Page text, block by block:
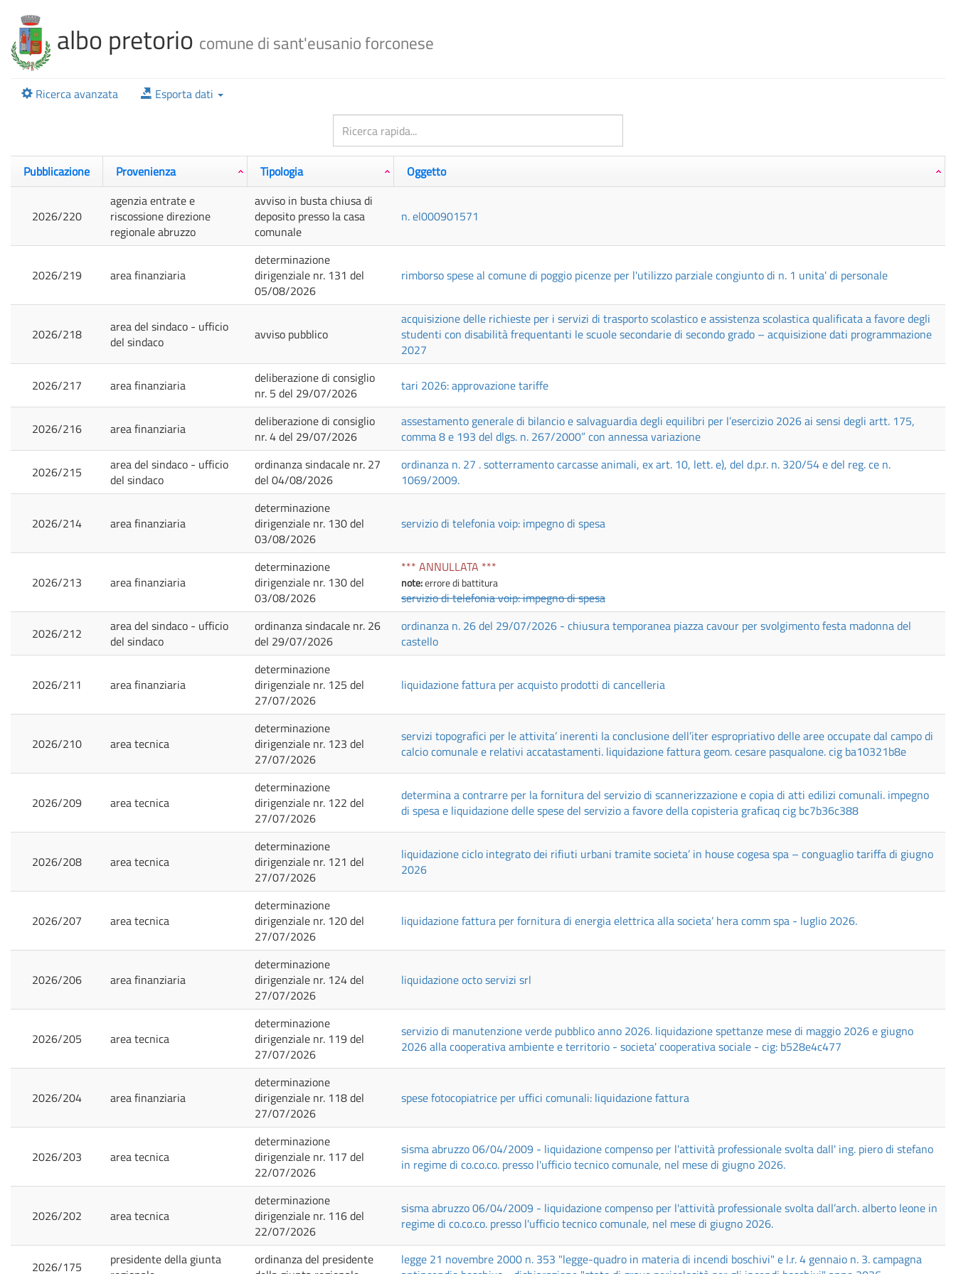
albo pretorio comune di sant'eusanio forconese
Ricerca avanzata Esporta dati
Pubblicazione Provenienza Tipologia Oggetto
2026/220
agenzia entrate e
riscossione direzione
regionale abruzzo
avviso in busta chiusa di
deposito presso la casa
comunale
n. el000901571
2026/219 area finanziaria
determinazione
dirigenziale nr. 131 del
05/08/2026
rimborso spese al comune di poggio picenze per l'utilizzo parziale congiunto di n. 1 unita' di personale
2026/218
area del sindaco - ufficio
del sindaco
avviso pubblico
acquisizione delle richieste per i servizi di trasporto scolastico e assistenza scolastica qualificata a favore degli
studenti con disabilità frequentanti le scuole secondarie di secondo grado – acquisizione dati programmazione
2027
2026/217 area finanziaria
deliberazione di consiglio
nr. 5 del 29/07/2026
tari 2026: approvazione tariffe
2026/216 area finanziaria
deliberazione di consiglio
nr. 4 del 29/07/2026
assestamento generale di bilancio e salvaguardia degli equilibri per l’esercizio 2026 ai sensi degli artt. 175,
comma 8 e 193 del dlgs. n. 267/2000” con annessa variazione
2026/215
area del sindaco - ufficio
del sindaco
ordinanza sindacale nr. 27
del 04/08/2026
ordinanza n. 27 . sotterramento carcasse animali, ex art. 10, lett. e), del d.p.r. n. 320/54 e del reg. ce n.
1069/2009.
2026/214 area finanziaria
determinazione
dirigenziale nr. 130 del
03/08/2026
servizio di telefonia voip: impegno di spesa
2026/213 area finanziaria
determinazione
dirigenziale nr. 130 del
03/08/2026
*** ANNULLATA ***
note:errore di battitura
servizio di telefonia voip: impegno di spesa
2026/212
area del sindaco - ufficio
del sindaco
ordinanza sindacale nr. 26
del 29/07/2026
ordinanza n. 26 del 29/07/2026 - chiusura temporanea piazza cavour per svolgimento festa madonna del
castello
2026/211 area finanziaria
determinazione
dirigenziale nr. 125 del
27/07/2026
liquidazione fattura per acquisto prodotti di cancelleria
2026/210 area tecnica
determinazione
dirigenziale nr. 123 del
27/07/2026
servizi topografici per le attivita’ inerenti la conclusione dell’iter espropriativo delle aree occupate dal campo di
calcio comunale e relativi accatastamenti. liquidazione fattura geom. cesare pasqualone. cig ba10321b8e
2026/209 area tecnica
determinazione
dirigenziale nr. 122 del
27/07/2026
determina a contrarre per la fornitura del servizio di scannerizzazione e copia di atti edilizi comunali. impegno
di spesa e liquidazione delle spese del servizio a favore della copisteria graficaq cig bc7b36c388
2026/208 area tecnica
determinazione
dirigenziale nr. 121 del
27/07/2026
liquidazione ciclo integrato dei rifiuti urbani tramite societa’ in house cogesa spa – conguaglio tariffa di giugno
2026
2026/207 area tecnica
determinazione
dirigenziale nr. 120 del
27/07/2026
liquidazione fattura per fornitura di energia elettrica alla societa’ hera comm spa - luglio 2026.
2026/206 area finanziaria
determinazione
dirigenziale nr. 124 del
27/07/2026
liquidazione octo servizi srl
2026/205 area tecnica
determinazione
dirigenziale nr. 119 del
27/07/2026
servizio di manutenzione verde pubblico anno 2026. liquidazione spettanze mese di maggio 2026 e giugno
2026 alla cooperativa ambiente e territorio - societa' cooperativa sociale - cig: b528e4c477
2026/204 area finanziaria
determinazione
dirigenziale nr. 118 del
27/07/2026
spese fotocopiatrice per uffici comunali: liquidazione fattura
2026/203 area tecnica
determinazione
dirigenziale nr. 117 del
22/07/2026
sisma abruzzo 06/04/2009 - liquidazione compenso per l'attività professionale svolta dall' ing. piero di stefano
in regime di co.co.co. presso l'ufficio tecnico comunale, nel mese di giugno 2026.
2026/202 area tecnica
determinazione
dirigenziale nr. 116 del
22/07/2026
sisma abruzzo 06/04/2009 - liquidazione compenso per l'attività professionale svolta dall’arch. alberto leone in
regime di co.co.co. presso l'ufficio tecnico comunale, nel mese di giugno 2026.
2026/175
presidente della giunta
ordinanza del presidente
legge 21 novembre 2000 n. 353 "legge-quadro in materia di incendi boschivi" e l.r. 4 gennaio n. 3. campagna